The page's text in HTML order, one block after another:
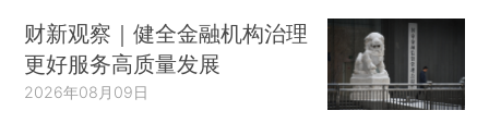
财新观察｜健全金融机构治理
更好服务高质量发展
2026年08月09日